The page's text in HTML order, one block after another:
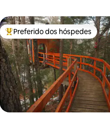
Entre os melhores preferidos
Preferido dos hóspedes